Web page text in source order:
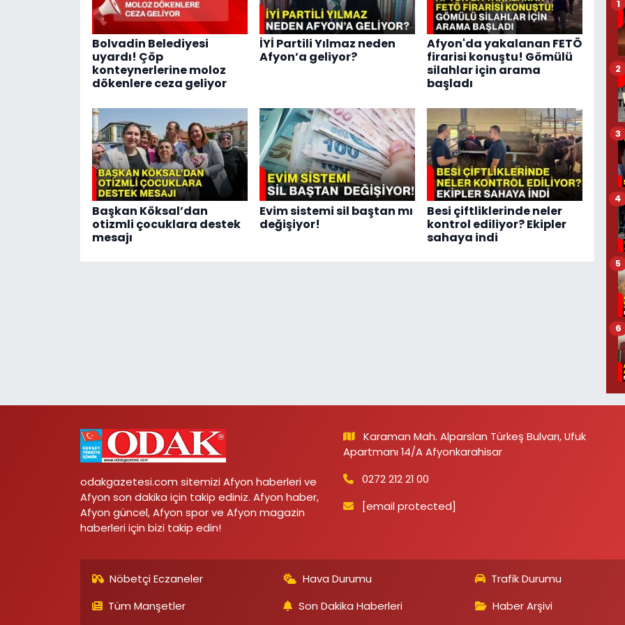
Bolvadin Belediyesi
uyardı! Çöp
konteynerlerine moloz
dökenlere ceza geliyor
İYİ Partili Yılmaz neden
Afyon’a geliyor?
Afyon'da yakalanan FETÖ
firarisi konuştu! Gömülü
silahlar için arama
başladı
Başkan Köksal’dan
otizmli çocuklara destek
mesajı
Evim sistemi sil baştan mı
değişiyor!
Besi çiftliklerinde neler
kontrol ediliyor? Ekipler
sahaya indi
1
2
3
4
5
6
odakgazetesi.com sitemizi Afyon haberleri ve
Afyon son dakika için takip ediniz. Afyon haber,
Afyon güncel, Afyon spor ve Afyon magazin
haberleri için bizi takip edin!
Karaman Mah. Alparslan Türkeş Bulvarı, Ufuk
Apartmanı 14/A Afyonkarahisar
0272 212 21 00
[email protected]
Nöbetçi Eczaneler Hava Durumu Trafik Durumu
Tüm Manşetler
Son Dakika Haberleri Haber Arşivi